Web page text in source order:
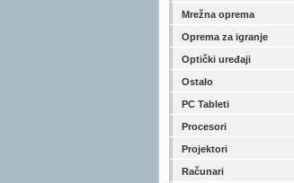
Mrežna oprema
Oprema za igranje
Optički uređaji
Ostalo
PC Tableti
Procesori
Projektori
Računari